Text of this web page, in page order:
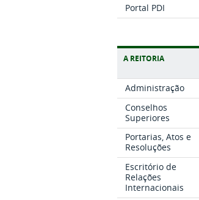
Portal PDI
A REITORIA
Administração
Conselhos
Superiores
Portarias, Atos e
Resoluções
Escritório de
Relações
Internacionais